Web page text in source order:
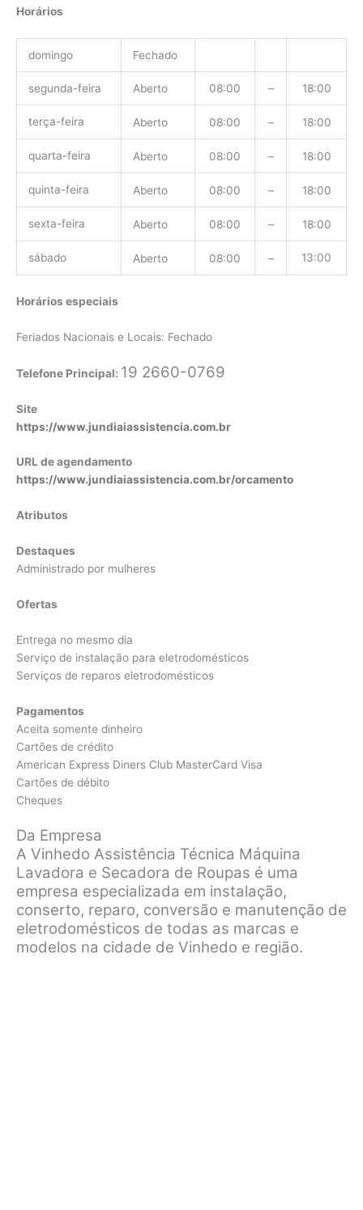
Horários
domingo Fechado
segunda-feira Aberto 08:00 – 18:00
terça-feira Aberto 08:00 – 18:00
quarta-feira Aberto 08:00 – 18:00
quinta-feira Aberto 08:00 – 18:00
sexta-feira Aberto 08:00 – 18:00
sábado Aberto 08:00 – 13:00
Horários especiais
Feriados Nacionais e Locais: Fechado
Telefone Principal: 19 2660-0769
Site
https://www.jundiaiassistencia.com.br
URL de agendamento
https://www.jundiaiassistencia.com.br/orcamento
Atributos
Destaques
Administrado por mulheres
Ofertas
Entrega no mesmo dia
Serviço de instalação para eletrodomésticos
Serviços de reparos eletrodomésticos
Pagamentos
Aceita somente dinheiro
Cartões de crédito
American Express Diners Club MasterCard Visa
Cartões de débito
Cheques
Da Empresa
A Vinhedo Assistência Técnica Máquina
Lavadora e Secadora de Roupas é uma
empresa especializada em instalação,
conserto, reparo, conversão e manutenção de
eletrodomésticos de todas as marcas e
modelos na cidade de Vinhedo e região.